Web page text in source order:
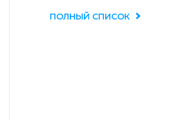
ПОЛНЫЙ СПИСОК